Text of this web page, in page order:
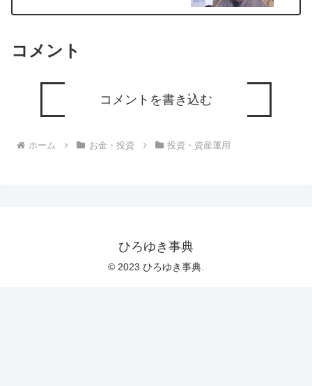
コメント
コメントを書き込む
ホーム お金・投資 投資・資産運用
ひろゆき事典
© 2023 ひろゆき事典.